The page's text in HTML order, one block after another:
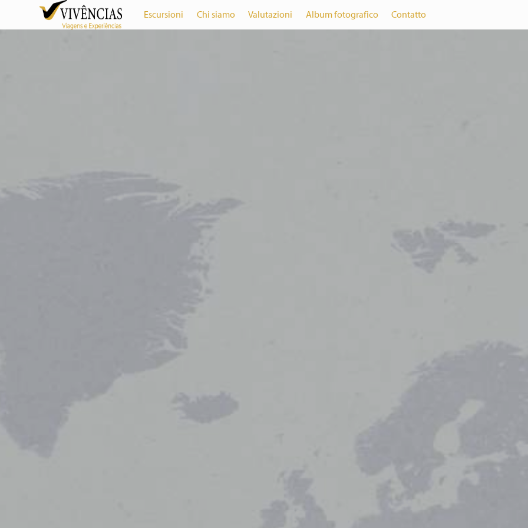
Escursioni Chi siamo Valutazioni Album fotografico Contatto